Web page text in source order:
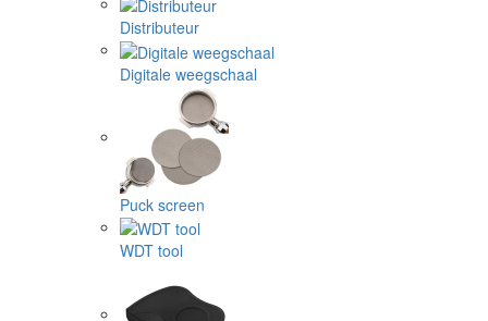
Distributeur
Digitale weegschaal
Puck screen
WDT tool